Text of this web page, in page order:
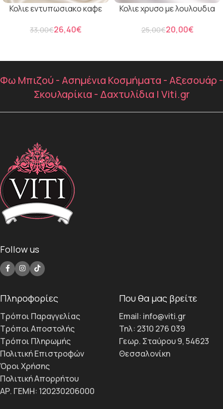
Κολιε εντυπωσιακο καφε
33,00€26,40€
Κολιε χρυσο με λουλουδια
25,00€20,00€
Φω Μπιζού - Ασημένια Κοσμήματα - Αξεσουάρ -
Σκουλαρίκια - Δαχτυλίδια | Viti.gr
Follow us
Πληροφορίες
Τρόποι Παραγγελίας
Τρόποι Αποστολής
Τρόποι Πληρωμής
Πολιτική Επιστροφών
Όροι Χρήσης
Πολιτική Απορρήτου
ΑΡ. ΓΕΜΗ: 120230206000
Που θα μας βρείτε
Email: info@viti.gr
Τηλ: 2310 276 039
Γεωρ. Σταύρου 9, 54623
Θεσσαλονίκη